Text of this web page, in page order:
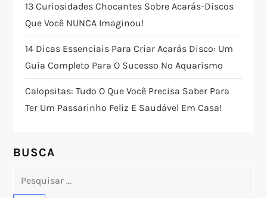
ã
o
d
e
o
s
13 Curiosidades Chocantes Sobre Acarás-Discos
Que Você NUNCA Imaginou!
14 Dicas Essenciais Para Criar Acarás Disco: Um
Guia Completo Para O Sucesso No Aquarismo
Calopsitas: Tudo O Que Você Precisa Saber Para
Ter Um Passarinho Feliz E Saudável Em Casa!
BUSCA
Pesquisar